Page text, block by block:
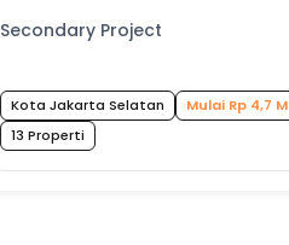
Secondary Project
Kota Jakarta Selatan
Mulai Rp 4,7 M
13 Properti